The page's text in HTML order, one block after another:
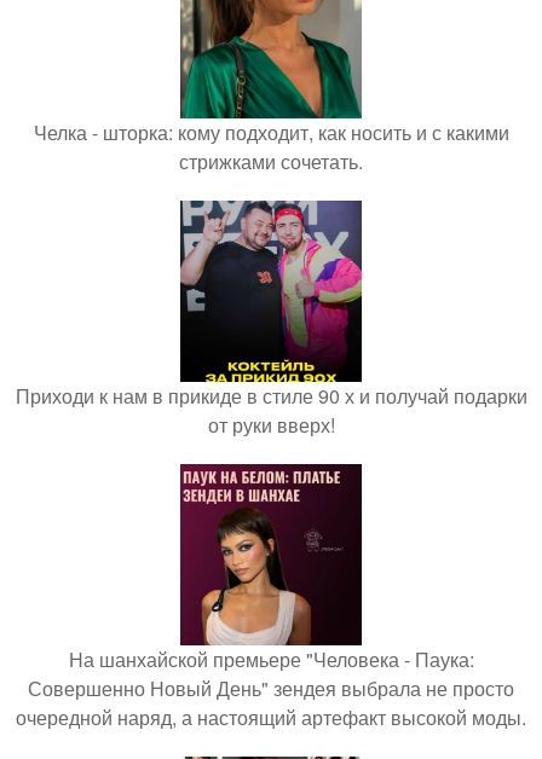
Челка - шторка: кому подходит, как носить и с какими
стрижками сочетать.
Приходи к нам в прикиде в стиле 90 х и получай подарки
от руки вверх!
На шанхайской премьере "Человека - Паука:
Совершенно Новый День" зендея выбрала не просто
очередной наряд, а настоящий артефакт высокой моды.